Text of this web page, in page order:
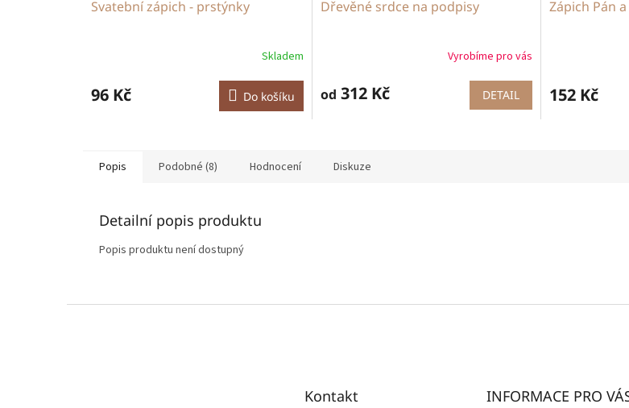
Svatební zápich - prstýnky
Skladem
96 Kč Do košíku
Dřevěné srdce na podpisy
Vyrobíme pro vás
od 312 Kč DETAIL
Zápich Pán
152 Kč
Popis Podobné (8) Hodnocení Diskuze
Detailní popis produktu
Popis produktu není dostupný
Kontakt INFORMACE PRO